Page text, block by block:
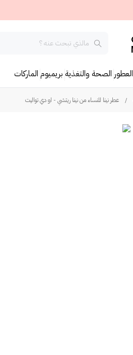
العطور الصحة والتغذية بريميوم الماركات
/ عطر نينا للنساء من نينا ريتشي - او دي تواليت